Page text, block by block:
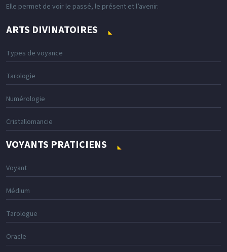
Elle permet de voir le passé, le présent et l’avenir.
ARTS DIVINATOIRES
Types de voyance
Tarologie
Numérologie
Cristallomancie
VOYANTS PRATICIENS
Voyant
Médium
Tarologue
Oracle